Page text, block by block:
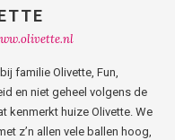
familie Olivette, Fun,
en niet geheel volgens de
kenmerkt huize Olivette. We
z’n allen vele ballen hoog,